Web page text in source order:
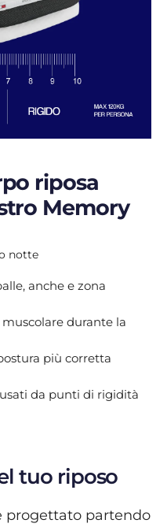
riposa
Memory
notte
anche e zona
durante la
più corretta
da punti di rigidità
tuo riposo
progettato partendo